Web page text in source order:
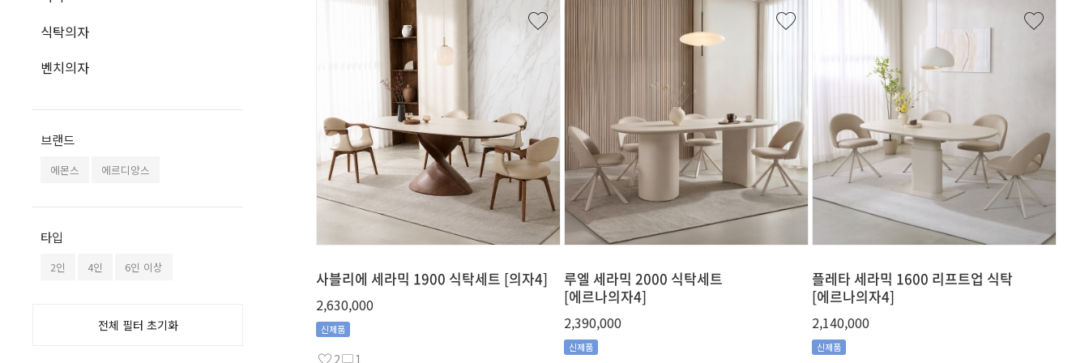
식탁의자
벤치의자
브랜드
에몬스 에르디앙스
타입
2인 4인 6인 이상
전체 필터 초기화
사블리에 세라믹 1900 식탁세트 [의자4]
2,630,000
신제품
2 1
루엘 세라믹 2000 식탁세트
[에르나의자4]
2,390,000
신제품
플레타 세라믹 1600 리프트업 식탁
[에르나의자4]
2,140,000
신제품